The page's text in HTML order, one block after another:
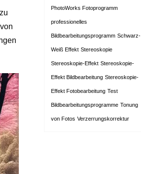
PhotoWorks Fotoprogramm
professionelles
Bildbearbeitungsprogramm Schwarz-
Weiß Effekt Stereoskopie
Stereoskopie-Effekt Stereoskopie-
Effekt Bildbearbeitung Stereoskopie-
Effekt Fotobearbeitung Test
Bildbearbeitungsprogramme Tonung
von Fotos Verzerrungskorrektur